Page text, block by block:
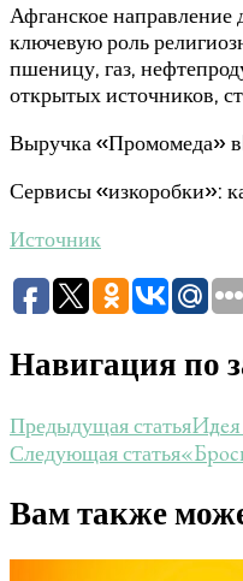
Афганское направление
ключевую роль
пшеницу, газ,
открытых источников,
Выручка «Промомеда»
Сервисы «изкоробки»:
Источник
Навигация по
Предыдущая статьяИдея
Следующая статья
Вам также